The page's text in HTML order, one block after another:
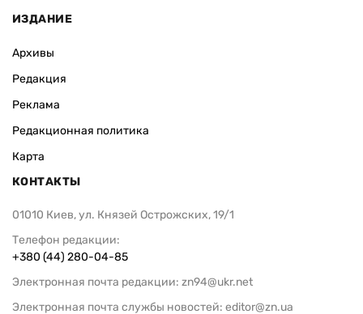
ИЗДАНИЕ
Архивы
Редакция
Реклама
Редакционная политика
Карта
КОНТАКТЫ
01010 Киев, ул. Князей Острожских, 19/1
Телефон редакции:
+380 (44) 280-04-85
Электронная почта редакции: zn94@ukr.net
Электронная почта службы новостей: editor@zn.ua